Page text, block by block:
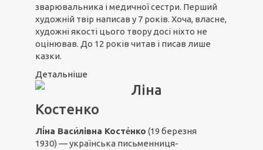
зварювальника і медичної сестри. Перший
художній твір написав у 7 років. Хоча, власне,
художні якості цього твору досі ніхто не
оцінював. До 12 років читав і писав лише
казки.
Детальніше
Ліна
Костенко
Лі́на Васи́лівна Косте́нко (19 березня
1930) — українська письменниця-